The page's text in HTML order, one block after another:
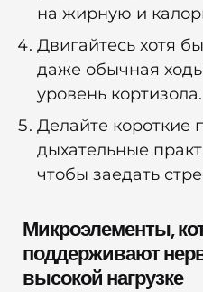
на жирную и
Двигайтесь хотя
даже обычная
уровень кортизола.
Делайте короткие
дыхательные
чтобы заедать
Микроэлементы,
поддерживают
высокой нагрузке